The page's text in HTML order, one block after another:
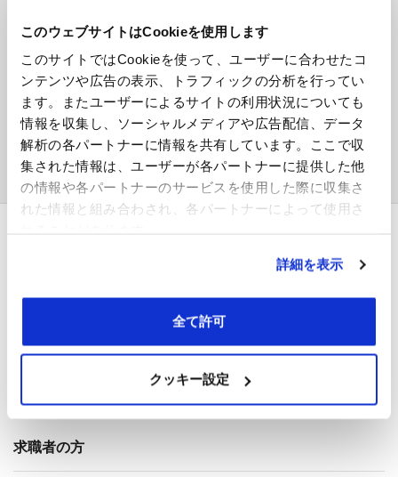
このウェブサイトはCookieを使用します
このサイトではCookieを使って、ユーザーに合わせたコ
ンテンツや広告の表示、トラフィックの分析を行ってい
ます。またユーザーによるサイトの利用状況についても
情報を収集し、ソーシャルメディアや広告配信、データ
解析の各パートナーに情報を共有しています。ここで収
集された情報は、ユーザーが各パートナーに提供した他
の情報や各パートナーのサービスを使用した際に収集さ
れた情報と組み合わされ、各パートナーによって使用さ
詳細を表示
全て許可
クッキー設定
Interested in this job?
応募する
ログインして進む →
採用担当者様へ
サービス案内
求職者の方